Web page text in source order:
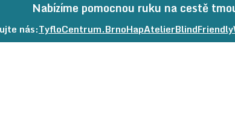
Nabízíme pomocnou ruku na cestě
nás:TyfloCentrum.Brnona
Facebooku
HapAtelierna
Facebooku